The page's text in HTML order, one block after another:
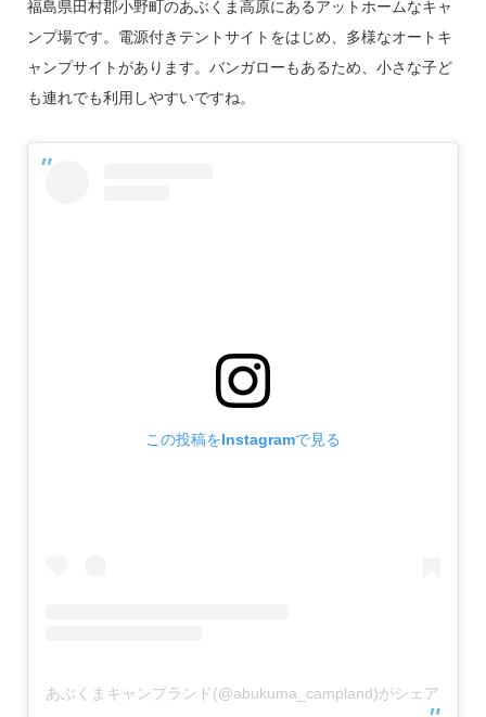
福島県田村郡小野町のあぶくま高原にあるアットホームなキャ
ンプ場です。電源付きテントサイトをはじめ、多様なオートキ
ャンプサイトがあります。バンガローもあるため、小さな子ど
も連れでも利用しやすいですね。
この投稿をInstagramで見る
あぶくまキャンプランド(@abukuma_campland)がシェアした